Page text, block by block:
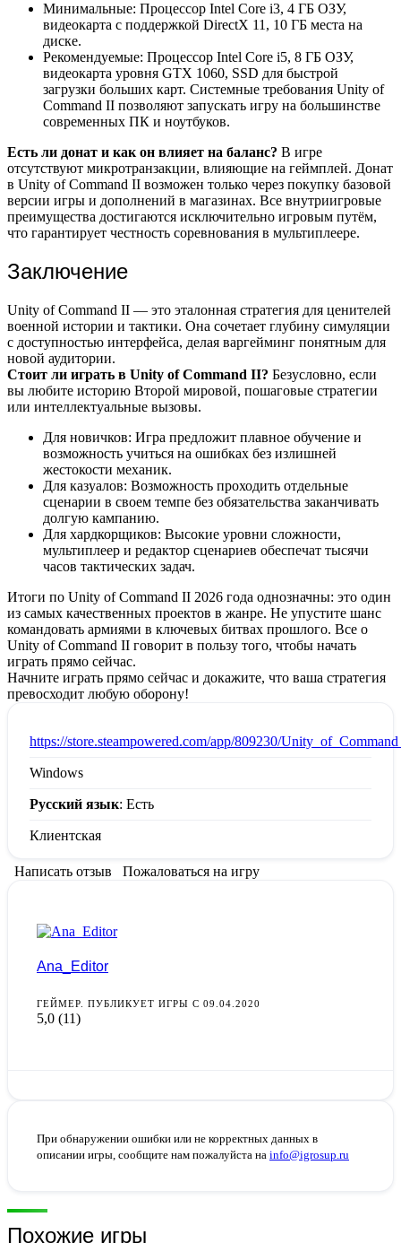
Минимальные: Процессор Intel Core i3, 4 ГБ ОЗУ,
видеокарта с поддержкой DirectX 11, 10 ГБ места на
диске.
Рекомендуемые: Процессор Intel Core i5, 8 ГБ ОЗУ,
видеокарта уровня GTX 1060, SSD для быстрой
загрузки больших карт. Системные требования Unity of
Command II позволяют запускать игру на большинстве
современных ПК и ноутбуков.
Есть ли донат и как он влияет на баланс? В игре
отсутствуют микротранзакции, влияющие на геймплей. Донат
в Unity of Command II возможен только через покупку базовой
версии игры и дополнений в магазинах. Все внутриигровые
преимущества достигаются исключительно игровым путём,
что гарантирует честность соревнования в мультиплеере.
Заключение
Unity of Command II — это эталонная стратегия для ценителей
военной истории и тактики. Она сочетает глубину симуляции
с доступностью интерфейса, делая варгейминг понятным для
новой аудитории.
Стоит ли играть в Unity of Command II? Безусловно, если
вы любите историю Второй мировой, пошаговые стратегии
или интеллектуальные вызовы.
Для новичков: Игра предложит плавное обучение и
возможность учиться на ошибках без излишней
жестокости механик.
Для казуалов: Возможность проходить отдельные
сценарии в своем темпе без обязательства заканчивать
долгую кампанию.
Для хардкорщиков: Высокие уровни сложности,
мультиплеер и редактор сценариев обеспечат тысячи
часов тактических задач.
Итоги по Unity of Command II 2026 года однозначны: это один
из самых качественных проектов в жанре. Не упустите шанс
командовать армиями в ключевых битвах прошлого. Все о
Unity of Command II говорит в пользу того, чтобы начать
играть прямо сейчас.
Начните играть прямо сейчас и докажите, что ваша стратегия
превосходит любую оборону!
https://store.steampowered.com/app/809230/
Windows
Русский язык: Есть
Клиентская
Написать отзыв Пожаловаться на игру
Ana_Editor
ГЕЙМЕР. ПУБЛИКУЕТ ИГРЫ С 09.04.2020
5,0 (11)
При обнаружении ошибки или не корректных данных в
описании игры, сообщите нам пожалуйста на info@igrosup.ru
Похожие игры